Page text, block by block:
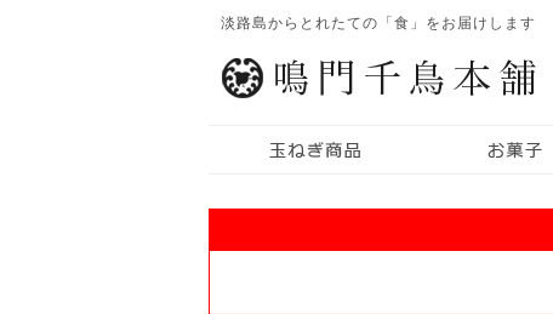
淡路島からとれたての「食」をお届けします